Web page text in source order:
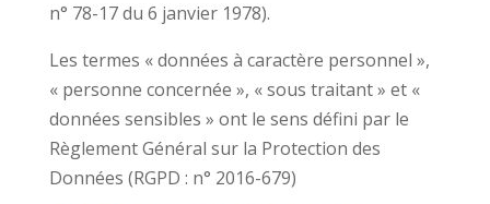
n° 78-17 du 6 janvier 1978).
Les termes « données à caractère personnel »,
« personne concernée », « sous traitant » et «
données sensibles » ont le sens défini par le
Règlement Général sur la Protection des
Données (RGPD : n° 2016-679)